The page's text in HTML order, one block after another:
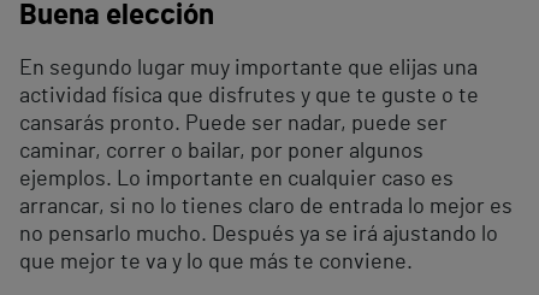
Buena elección
En segundo lugar muy importante que elijas una
actividad física que disfrutes y que te guste o te
cansarás pronto. Puede ser nadar, puede ser
caminar, correr o bailar, por poner algunos
ejemplos. Lo importante en cualquier caso es
arrancar, si no lo tienes claro de entrada lo mejor es
no pensarlo mucho. Después ya se irá ajustando lo
que mejor te va y lo que más te conviene.